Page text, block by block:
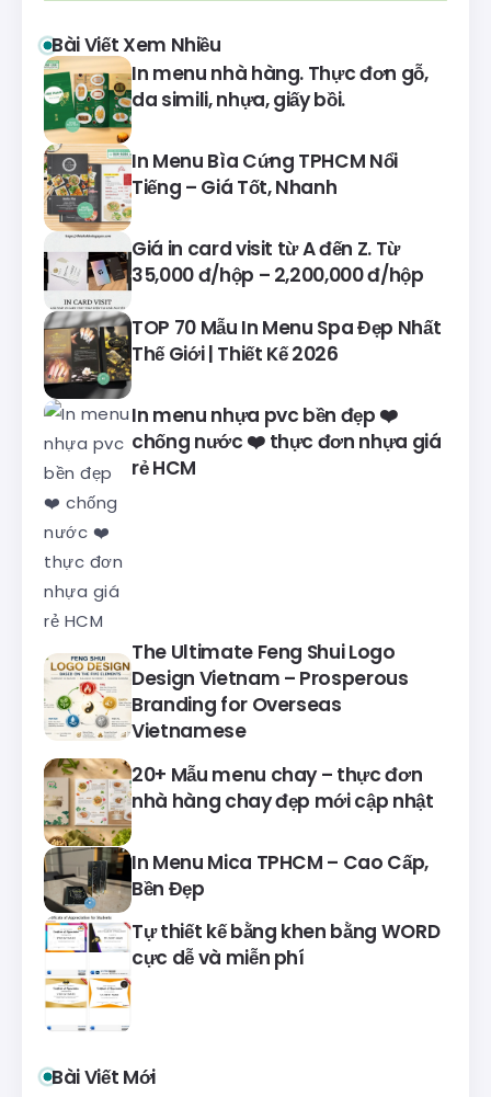
Bài Viết Xem Nhiều
In menu nhà hàng. Thực đơn gỗ,
da simili, nhựa, giấy bồi.
In Menu Bìa Cứng TPHCM Nổi
Tiếng – Giá Tốt, Nhanh
Giá in card visit từ A đến Z. Từ
35,000 đ/hộp – 2,200,000 đ/hộp
TOP 70 Mẫu In Menu Spa Đẹp Nhất
Thế Giới | Thiết Kế 2026
In menu nhựa pvc bền đẹp ❤️
chống nước ❤️ thực đơn nhựa giá
rẻ HCM
The Ultimate Feng Shui Logo
Design Vietnam – Prosperous
Branding for Overseas
Vietnamese
20+ Mẫu menu chay – thực đơn
nhà hàng chay đẹp mới cập nhật
In Menu Mica TPHCM – Cao Cấp,
Bền Đẹp
Tự thiết kế bằng khen bằng WORD
cực dễ và miễn phí
Bài Viết Mới